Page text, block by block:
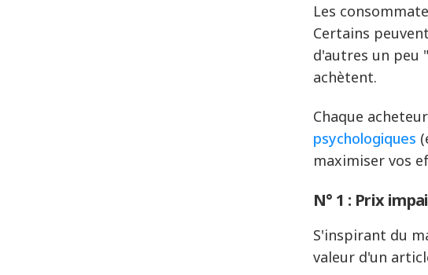
Les
Certains
d'autres un peu
achètent.
Chaque
psychologiques
maximiser vos
N° 1 : Prix
S'inspirant du
valeur d'un